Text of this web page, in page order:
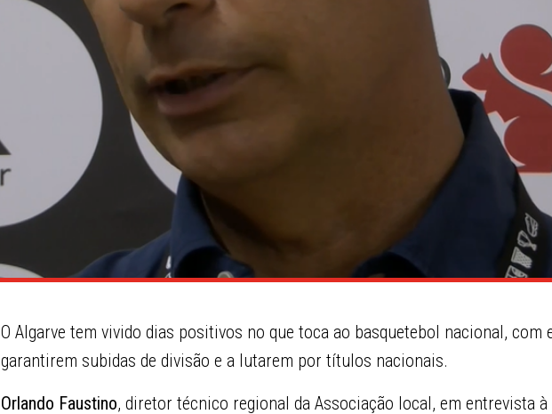
O Algarve tem vivido dias positivos no que toca ao basquetebol nacional, com
garantirem subidas de divisão e a lutarem por títulos nacionais.
Orlando Faustino, diretor técnico regional da Associação local, em entrevista à